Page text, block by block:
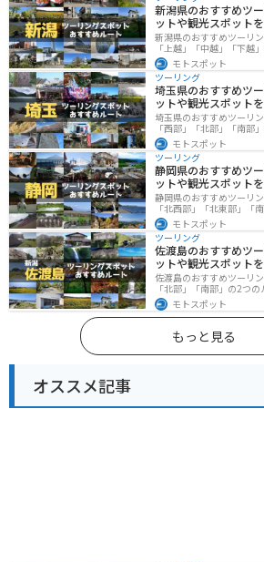
新潟県のおすすめツ
ットや観光スポット
新潟県のおすすめツーリ
「上越」「中越」「下越
然豊かな山と海、グルメ
るツーリングができます
に行く際は参考にしてくだ
モトスポット
ツーリング
埼玉県のおすすめツ
ットや観光スポット
埼玉県のおすすめツーリ
「西部」「北部」「南部
然豊かな西側と街中の東
す。バイクで埼玉県にツ
ください。
モトスポット
ツーリング
静岡県のおすすめツ
ットや観光スポット
静岡県のおすすめツーリ
「北西部」「北東部」「
ート紹介します。富士山
を楽しめるスポットが多
ツーリングに行く際は参考
モトスポット
ツーリング
佐渡島のおすすめツ
ットや観光スポット
佐渡島のおすすめツーリ
「北部」「南部」の2つ
と歴史的なスポット、ト
スポットが多数あります
に行く際は参考にしてく
モトスポット
もっと見る
オススメ記事